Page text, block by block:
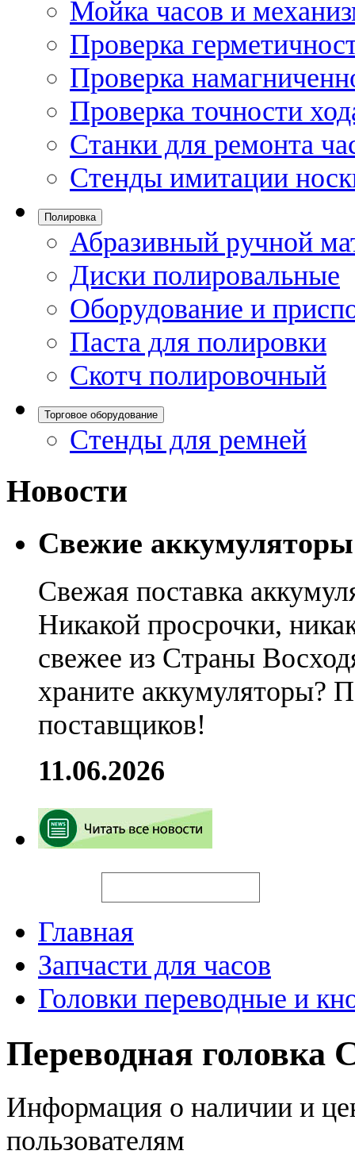
Мойка часов и
Проверка
Проверка
Проверка точности
Станки для ремонта
Стенды имитации
Полировка
Абразивный ручной
Диски полировальные
Оборудование и
Паста для полировки
Скотч полировочный
Торговое оборудование
Стенды для ремней
Новости
Свежие
Свежая поставка
Никакой просрочки,
свежее из Страны
храните аккумуляторы?
поставщиков!
11.06.2026
Главная
Запчасти для часов
Головки переводные и
Переводная головка
Информация о наличии и
пользователям